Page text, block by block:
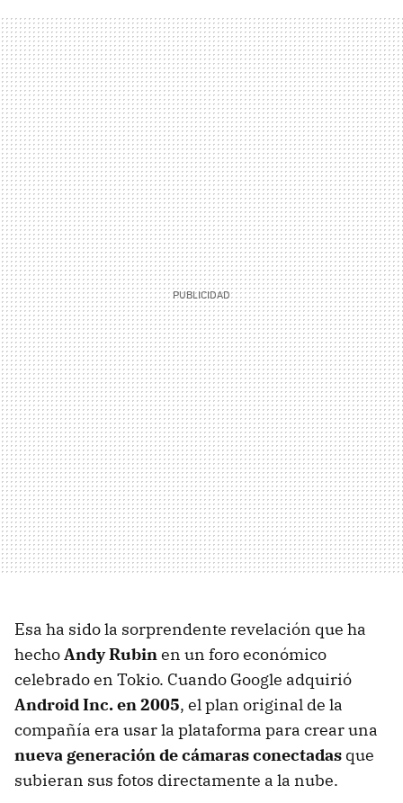
Esa ha sido la sorprendente revelación que ha
hechoAndy Rubinen un foro económico
celebrado en Tokio. Cuando Google adquirió
Android Inc. en 2005, el plan original de la
compañía era usar la plataforma para crear una
nueva generación de cámaras conectadas que
subieran sus fotos directamente a la nube.